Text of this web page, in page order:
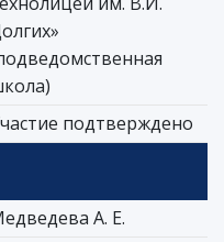
подтверждено
А. Е.